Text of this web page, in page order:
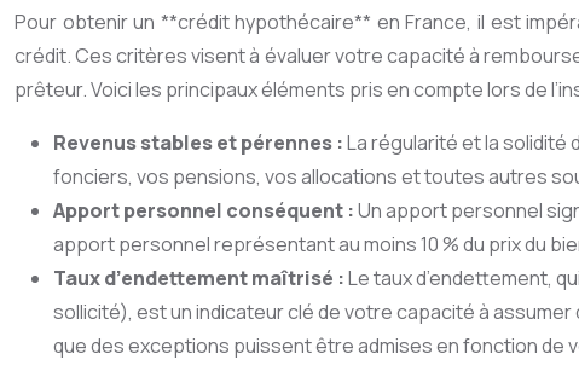
Pour obtenir un **crédit hypothécaire** en France, il est
crédit. Ces critères visent à évaluer votre capacité à
prêteur. Voici les principaux éléments pris en compte lors de
Revenus stables et pérennes :La régularité et la
fonciers, vos pensions, vos allocations et toutes autres
Apport personnel conséquent :Un apport personnel
apport personnel représentant au moins 10 % du prix du
Taux d’endettement maîtrisé :Le taux d’endettement,
sollicité), est un indicateur clé de votre capacité à
que des exceptions puissent être admises en fonction de